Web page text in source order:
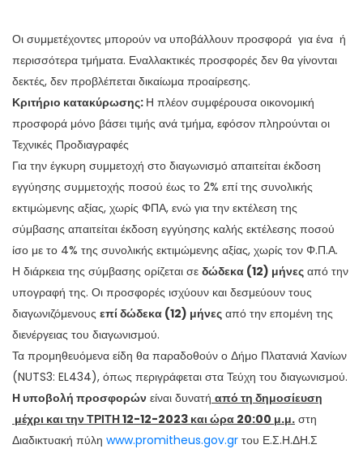
Οι συμμετέχοντες μπορούν να υποβάλλουν προσφορά για ένα ή
περισσότερα τμήματα. Εναλλακτικές προσφορές δεν θα γίνονται
δεκτές, δεν προβλέπεται δικαίωμα προαίρεσης.
Κριτήριο κατακύρωσης: Η πλέον συμφέρουσα οικονομική
προσφορά μόνο βάσει τιμής ανά τμήμα, εφόσον πληρούνται οι
Τεχνικές Προδιαγραφές
Για την έγκυρη συμμετοχή στο διαγωνισμό απαιτείται έκδοση
εγγύησης συμμετοχής ποσού έως το 2% επί της συνολικής
εκτιμώμενης αξίας, χωρίς ΦΠΑ, ενώ για την εκτέλεση της
σύμβασης απαιτείται έκδοση εγγύησης καλής εκτέλεσης ποσού
ίσο με το 4% της συνολικής εκτιμώμενης αξίας, χωρίς τον Φ.Π.Α.
Η διάρκεια της σύμβασης ορίζεται σε δώδεκα (12) μήνες από την
υπογραφή της. Οι προσφορές ισχύουν και δεσμεύουν τους
διαγωνιζόμενους επί δώδεκα (12) μήνες από την επομένη της
διενέργειας του διαγωνισμού.
Τα προμηθευόμενα είδη θα παραδοθούν ο Δήμο Πλατανιά Χανίων
(NUTS3: EL434), όπως περιγράφεται στα Τεύχη του διαγωνισμού.
Ηυποβολή προσφορών είναι δυνατή από τη δημοσίευση
μέχρι και τηνΤΡΙΤΗ 12-12-2023 και ώρα 20:00 μ.μ. στη
Διαδικτυακή πύλη www.promitheus.gov.gr του Ε.Σ.Η.ΔΗ.Σ